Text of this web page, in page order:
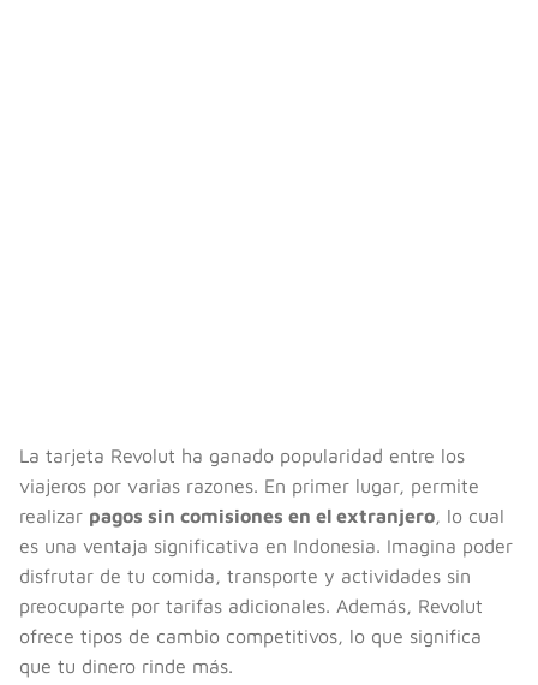
La tarjeta Revolut ha ganado popularidad entre los
viajeros por varias razones. En primer lugar, permite
realizar pagos sin comisiones en el extranjero, lo cual
es una ventaja significativa en Indonesia. Imagina poder
disfrutar de tu comida, transporte y actividades sin
preocuparte por tarifas adicionales. Además, Revolut
ofrece tipos de cambio competitivos, lo que significa
que tu dinero rinde más.